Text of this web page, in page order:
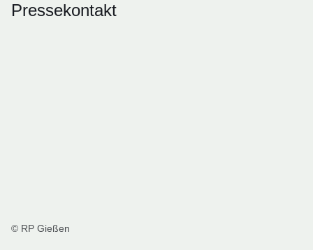
Pressekontakt
© RP Gießen